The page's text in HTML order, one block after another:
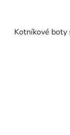
Kotníkové boty